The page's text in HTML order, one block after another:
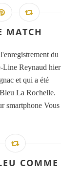
MATCH
du
Line Reynaud hier
et qui a été
La Rochelle.
smartphone Vous
COMME